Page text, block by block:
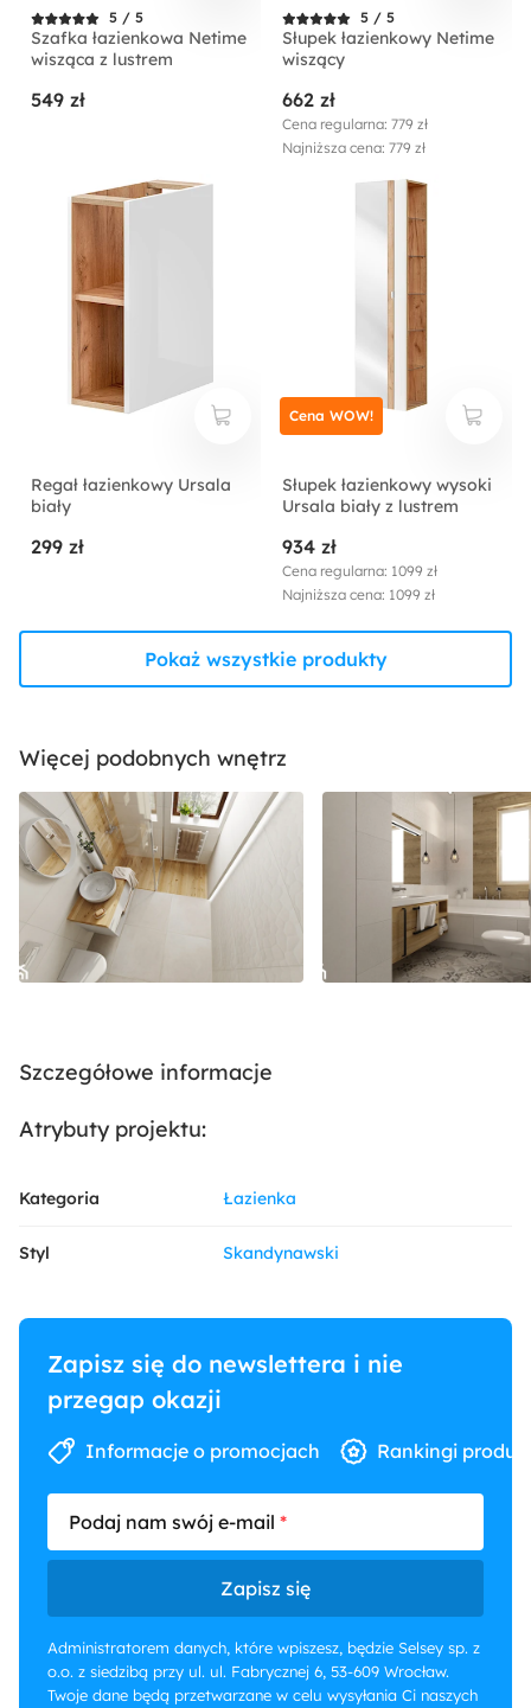
5 / 5
Szafka łazienkowa Netime
wisząca z lustrem
549 zł
5 / 5
Słupek łazienkowy Netime
wiszący
662 zł
Cena regularna: 779 zł
Najniższa cena: 779 zł
Regał łazienkowy Ursala
biały
299 zł
Słupek łazienkowy wysoki
Ursala biały z lustrem
934 zł
Cena regularna: 1099 zł
Najniższa cena: 1099 zł
Cena WOW!
Pokaż wszystkie produkty
Więcej podobnych wnętrz
Szczegółowe informacje
Atrybuty projektu:
Kategoria Łazienka
Styl Skandynawski
Zapisz się do newslettera i nie
przegap okazji
Informacje o promocjach Rankingi
Podaj nam swój e-mail
Zapisz się
Administratorem danych, które wpiszesz, będzie Selsey sp. z
o.o. z siedzibą przy ul. ul. Fabrycznej 6, 53-609 Wrocław.
Twoje dane będą przetwarzane w celu wysyłania Ci naszych